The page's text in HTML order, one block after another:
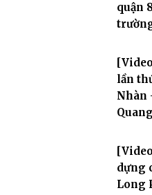
quận
lần
Nhàn
Quang
dựng
Long